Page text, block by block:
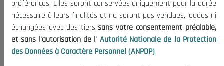
A Propos
Le président
Organisation
Publications
préférences. Elles seront conservées uniquement pour la durée
nécessaire à leurs finalités et ne seront pas vendues, louées ni
échangées avec des tierssans votre consentement préalable,
et sans l'autorisation de l' Autorité Nationale de la Protection
des Données à Caractère Personnel (ANPDP)